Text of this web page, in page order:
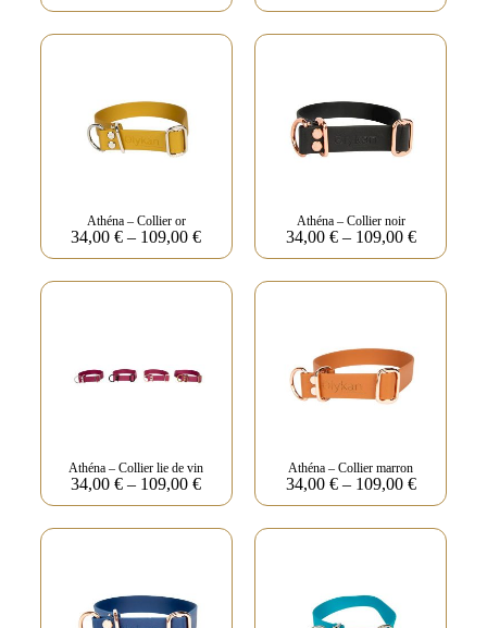
Athéna – Collier or
34,00€ – 109,00€
Athéna – Collier noir
34,00 €– 109,00 €
Athéna – Collier lie de vin
34,00€ – 109,00€
Athéna – Collier marron
34,00 €– 109,00 €